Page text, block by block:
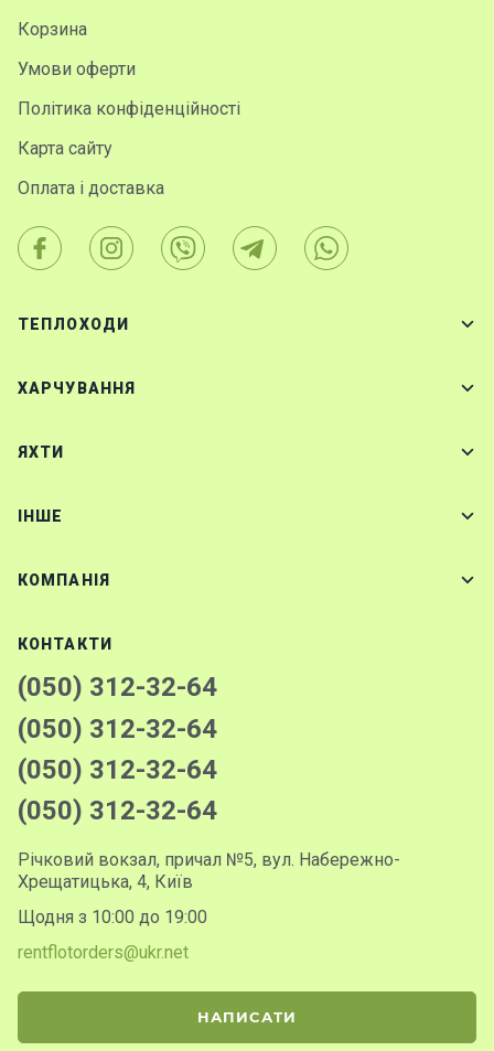
Корзина
Умови оферти
Політика конфіденційності
Карта сайту
Оплата і доставка
ТЕПЛОХОДИ
ХАРЧУВАННЯ
ЯХТИ
IНШЕ
КОМПАНІЯ
КОНТАКТИ
(050) 312-32-64
(050) 312-32-64
(050) 312-32-64
(050) 312-32-64
Річковий вокзал, причал №5, вул. Набережно-
Хрещатицька, 4, Київ
Щодня з 10:00 до 19:00
rentflotorders@ukr.net
НАПИСАТИ